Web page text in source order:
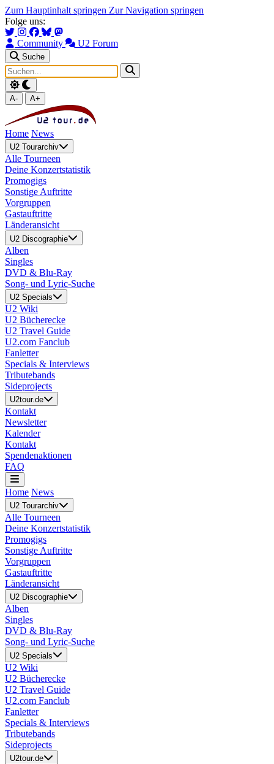
Zum Hauptinhalt springen Zur Navigation springen
Folge uns:
Community U2 Forum
Suche
A- A+
Home News
U2 Tourarchiv
Alle Tourneen
Deine Konzertstatistik
Promogigs
Sonstige Auftritte
Vorgruppen
Gastauftritte
Länderansicht
U2 Discographie
Alben
Singles
DVD & Blu-Ray
Song- und Lyric-Suche
U2 Specials
U2 Wiki
U2 Bücherecke
U2 Travel Guide
U2.com Fanclub
Fanletter
Specials & Interviews
Tributebands
Sideprojects
U2tour.de
Kontakt
Newsletter
Kalender
Kontakt
Spendenaktionen
FAQ
Home News
U2 Tourarchiv
Alle Tourneen
Deine Konzertstatistik
Promogigs
Sonstige Auftritte
Vorgruppen
Gastauftritte
Länderansicht
U2 Discographie
Alben
Singles
DVD & Blu-Ray
Song- und Lyric-Suche
U2 Specials
U2 Wiki
U2 Bücherecke
U2 Travel Guide
U2.com Fanclub
Fanletter
Specials & Interviews
Tributebands
Sideprojects
U2tour.de